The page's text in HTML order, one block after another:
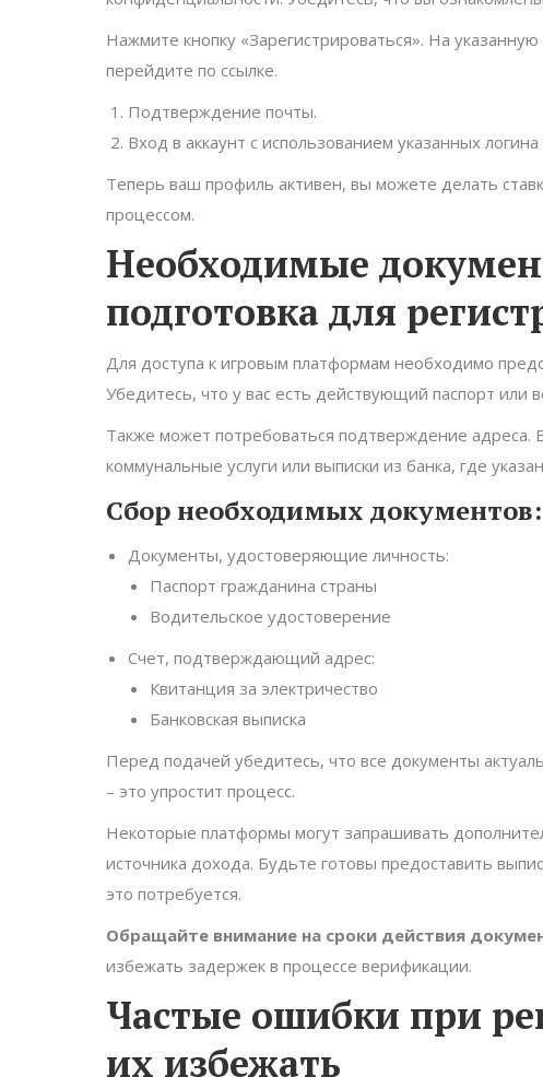
Нажмите кнопку «Зарегистрироваться». На
перейдите по ссылке.
Подтверждение почты.
Вход в аккаунт с использованием указанных логина
Теперь ваш профиль активен, вы можете делать
процессом.
Необходимые
подготовка для
Для доступа к игровым платформам необходимо
Убедитесь, что у вас есть действующий паспорт или
Также может потребоваться подтверждение адреса.
коммунальные услуги или выписки из банка, где
Сбор необходимых документов:
Документы, удостоверяющие личность:
Паспорт гражданина страны
Водительское удостоверение
Счет, подтверждающий адрес:
Квитанция за электричество
Банковская выписка
Перед подачей убедитесь, что все документы
– это упростит процесс.
Некоторые платформы могут запрашивать
источника дохода. Будьте готовы предоставить
это потребуется.
Обращайте внимание на сроки действия
избежать задержек в процессе верификации.
Частые ошибки при
их избежать